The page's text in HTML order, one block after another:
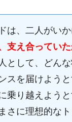
は、二人がい
支え合ってい
として、どん
スを届けよう
乗り越えよう
さに理想的な